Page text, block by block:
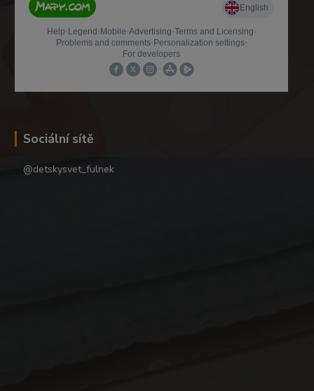
Sociální sítě
@detskysvet_fulnek